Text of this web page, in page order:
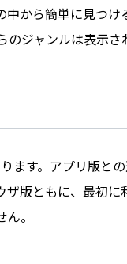
から簡単に見つ
ジャンルは表示さ
す。アプリ版と
版ともに、最初
。